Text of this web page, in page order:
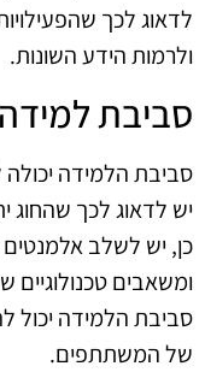
לדאוג לכך
ולרמות הידע השונות.
סביבת
סביבת הלמידה
יש לדאוג לכך שהחוג
כן, יש לשלב אלמנטים
ומשאבים טכנולוגיים
סביבת הלמידה יכול
של המשתתפים.